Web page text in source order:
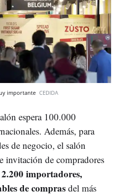
importante CEDIDA
espera 100.000
Además, para
de negocio, el salón
invitación de compradores
2.200 importadores,
de compras del más